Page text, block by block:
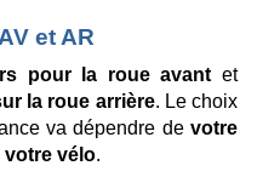
et AR
pour la roue avant et
la roue arrière. Le choix
va dépendre de votre
votre vélo.